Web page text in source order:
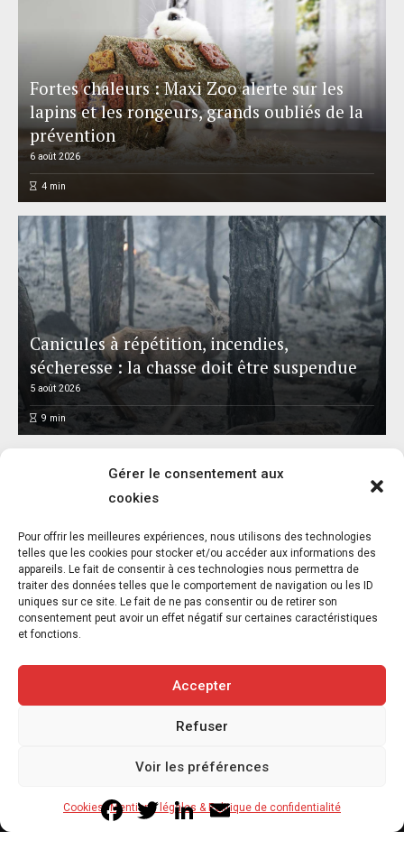
Gérer le consentement aux
cookies
Pour offrir les meilleures expériences, nous utilisons des technologies
telles que les cookies pour stocker et/ou accéder aux informations des
appareils. Le fait de consentir à ces technologies nous permettra de
traiter des données telles que le comportement de navigation ou les ID
uniques sur ce site. Le fait de ne pas consentir ou de retirer son
consentement peut avoir un effet négatif sur certaines caractéristiques
et fonctions.
Accepter
Refuser
Voir les préférences
Cookies Mentions légales & Politique de confidentialité
Fortes chaleurs : Maxi Zoo alerte sur les
lapins et les rongeurs, grands oubliés de la
prévention
6 août 2026
4min
Canicules à répétition, incendies,
sécheresse : la chasse doit être suspendue
5 août 2026
9 min
Réalisme animal : exposition et catalogue –
Musée départemental Gustave Courbet –
Ornans – Jusqu’au 8 novembre 2026
5 août 2026
Mentions légales & Politique de confidentialité
Cookies
FacebookTwitterLinkedInEmail